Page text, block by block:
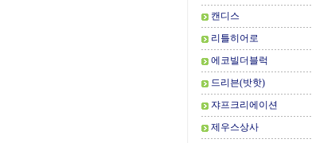
캔디스
리틀히어로
에코빌더블럭
드리븐(밧핫)
쟈프크리에이션
제우스상사